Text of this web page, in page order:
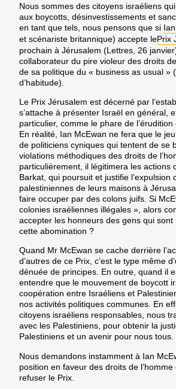
Nous sommes des citoyens israéliens
aux boycotts, désinvestissements et
en tant que tels, nous pensons que si
et scénariste britannique) accepte lePrix
prochain à Jérusalem (Lettres, 26
collaborateur du pire violeur des droits
de sa politique du « business as usual »
d’habitude).
Le Prix Jérusalem est décerné par
s’attache à présenter Israël en général,
particulier, comme le phare de
En réalité, Ian McEwan ne fera que le
de politiciens cyniques qui tentent de se
violations méthodiques des droits de
particulièrement, il légitimera les actions
Barkat, qui poursuit et justifie l’expulsion
palestiniennes de leurs maisons à
faire occuper par des colons juifs. Si
colonies israéliennes illégales », alors
accepter les honneurs des gens qui sont
cette abomination ?
Quand Mr McEwan se cache derrière
d’autres de ce Prix, c’est le type même
dénuée de principes. En outre, quand il
entendre que le mouvement de boycott
coopération entre Israéliens et
nos activités politiques communes. En
citoyens israéliens responsables, nous
avec les Palestiniens, pour obtenir la
Palestiniens et un avenir pour nous tous.
Nous demandons instamment à Ian
position en faveur des droits de
refuser le Prix.